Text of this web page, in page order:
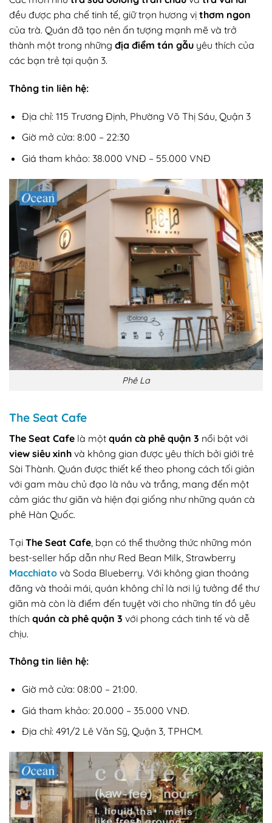
đều được pha chế tinh tế, giữ trọn hương vị thơm ngon
của trà. Quán đã tạo nên ấn tượng mạnh mẽ và trở
thành một trong những địa điểm tán gẫu yêu thích của
các bạn trẻ tại quận 3.
Thông tin liên hệ:
Địa chỉ: 115 Trương Định, Phường Võ Thị Sáu, Quận 3
Giờ mở cửa: 8:00 – 22:30
Giá tham khảo: 38.000 VNĐ – 55.000 VNĐ
Phê La
The Seat Cafe
The Seat Cafe là một quán cà phê quận 3 nổi bật với
view siêu xinh và không gian được yêu thích bởi giới trẻ
Sài Thành. Quán được thiết kế theo phong cách tối giản
với gam màu chủ đạo là nâu và trắng, mang đến một
cảm giác thư giãn và hiện đại giống như những quán cà
phê Hàn Quốc.
Tại The Seat Cafe , bạn có thể thưởng thức những món
best-seller hấp dẫn như Red Bean Milk, Strawberry
Macchiato và Soda Blueberry. Với không gian thoáng
đãng và thoải mái, quán không chỉ là nơi lý tưởng để thư
giãn mà còn là điểm đến tuyệt vời cho những tín đồ yêu
thích quán cà phê quận 3 với phong cách tinh tế và dễ
chịu.
Thông tin liên hệ:
Giờ mở cửa: 08:00 – 21:00.
Giá tham khảo: 20.000 – 35.000 VNĐ.
Địa chỉ: 491/2 Lê Văn Sỹ, Quận 3, TPHCM.